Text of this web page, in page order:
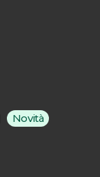
Novità